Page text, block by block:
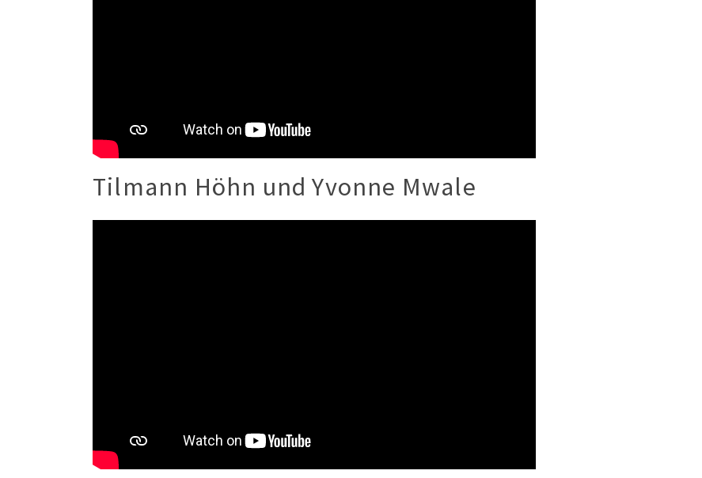
Tilmann Höhn und Yvonne Mwale